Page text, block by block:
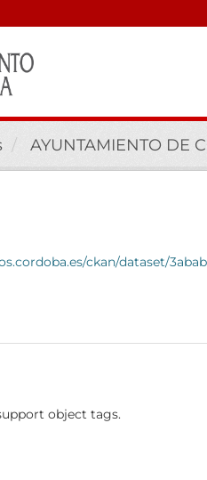
AYUNTAMIENTO DE
ckan/dataset/
object tags.